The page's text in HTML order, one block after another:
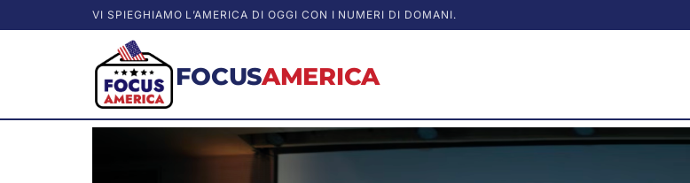
VI SPIEGHIAMO L’AMERICA DI OGGI CON I NUMERI DI DOMANI.
FOCUSAMERICA